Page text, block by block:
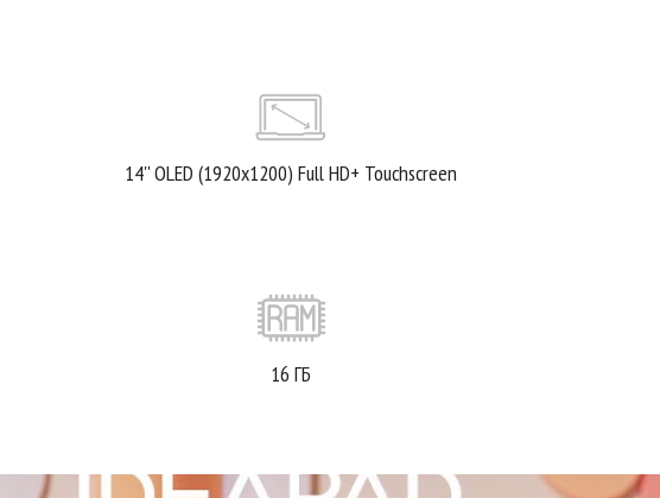
14'' OLED (1920x1200) Full HD+ Touchscreen
16 ГБ